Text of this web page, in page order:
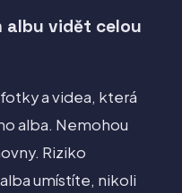
albu vidět celou
a videa, která
alba. Nemohou
Riziko
umístíte, nikoli